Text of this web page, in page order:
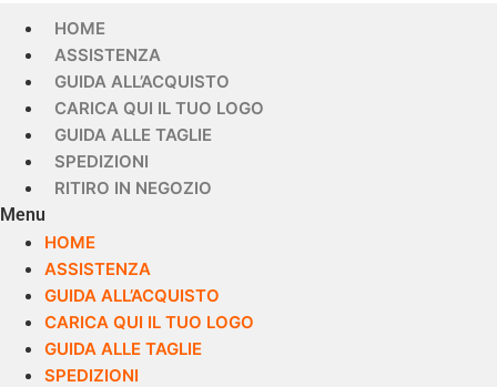
HOME
ASSISTENZA
GUIDA ALL’ACQUISTO
CARICA QUI IL TUO LOGO
GUIDA ALLE TAGLIE
SPEDIZIONI
RITIRO IN NEGOZIO
Menu
HOME
ASSISTENZA
GUIDA ALL’ACQUISTO
CARICA QUI IL TUO LOGO
GUIDA ALLE TAGLIE
SPEDIZIONI